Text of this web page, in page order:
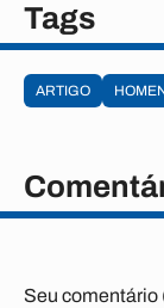
Tags
ARTIGO
Seu